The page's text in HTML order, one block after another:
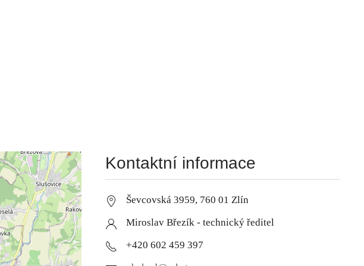
Kontaktní informace
Ševcovská 3959, 760 01 Zlín
Miroslav Březík - technický ředitel
+420 602 459 397